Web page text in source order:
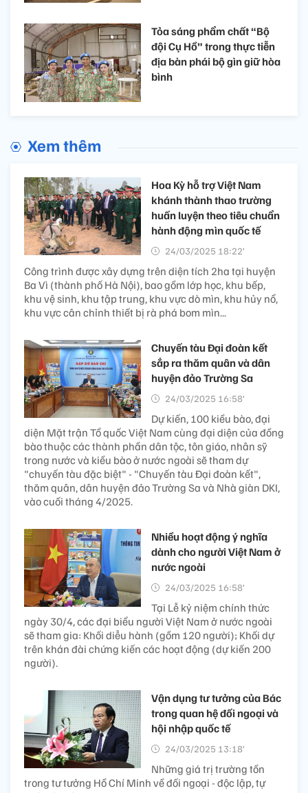
Tỏa sáng phẩm chất “Bộ
đội Cụ Hồ” trong thực tiễn
địa bàn phái bộ gìn giữ hòa
bình
Xem thêm
Hoa Kỳ hỗ trợ Việt Nam
khánh thành thao trường
huấn luyện theo tiêu chuẩn
hành động mìn quốc tế
24/03/2025 18:22’
Công trình được xây dựng trên diện tích 2ha tại huyện
Ba Vì (thành phố Hà Nội), bao gồm lớp học, khu bếp,
khu vệ sinh, khu tập trung, khu vực dò mìn, khu hủy nổ,
khu vực cân chỉnh thiết bị rà phá bom mìn...
Chuyến tàu Đại đoàn kết
sắp ra thăm quân và dân
huyện đảo Trường Sa
24/03/2025 16:58’
Dự kiến, 100 kiều bào, đại
diện Mặt trận Tổ quốc Việt Nam cùng đại diện của đồng
bào thuộc các thành phần dân tộc, tôn giáo, nhân sỹ
trong nước và kiều bào ở nước ngoài sẽ tham dự
"chuyến tàu đặc biệt" - "Chuyến tàu Đại đoàn kết",
thăm quân, dân huyện đảo Trường Sa và Nhà giàn DKI,
vào cuối tháng 4/2025.
Nhiều hoạt động ý nghĩa
dành cho người Việt Nam ở
nước ngoài
24/03/2025 16:58’
Tại Lễ kỷ niệm chính thức
ngày 30/4, các đại biểu người Việt Nam ở nước ngoài
sẽ tham gia: Khối diễu hành (gồm 120 người); Khối dự
trên khán đài chứng kiến các hoạt động (dự kiến 200
người).
Vận dụng tư tưởng của Bác
trong quan hệ đối ngoại và
hội nhập quốc tế
24/03/2025 13:18’
Những giá trị trường tồn
trong tư tưởng Hồ Chí Minh về đối ngoại - độc lập, tự